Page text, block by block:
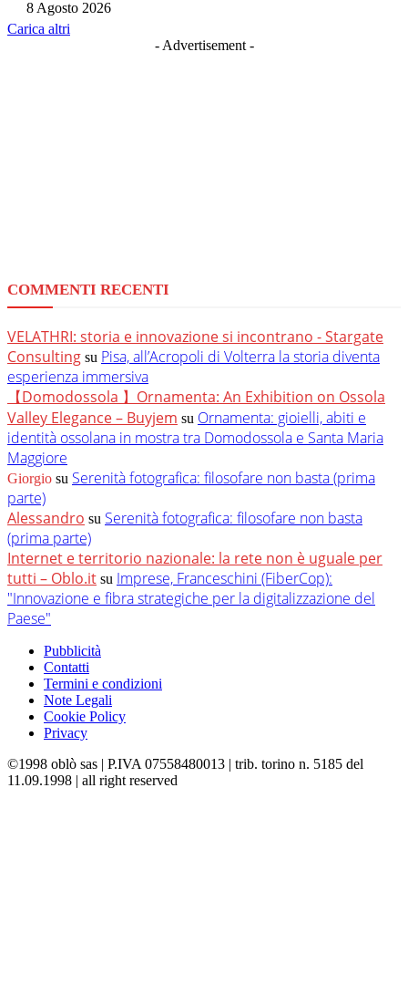
8 Agosto 2026
Carica altri
- Advertisement -
COMMENTI RECENTI
VELATHRI: storia e innovazione si incontrano - Stargate
Consulting su Pisa, all’Acropoli di Volterra la storia diventa
esperienza immersiva
【Domodossola 】Ornamenta: An Exhibition on Ossola
Valley Elegance – Buyjem su Ornamenta: gioielli, abiti e
identità ossolana in mostra tra Domodossola e Santa Maria
Maggiore
Giorgio su Serenità fotografica: filosofare non basta (prima
parte)
Alessandro su Serenità fotografica: filosofare non basta
(prima parte)
Internet e territorio nazionale: la rete non è uguale per
tutti – Oblo.it su Imprese, Franceschini (FiberCop):
"Innovazione e fibra strategiche per la digitalizzazione del
Paese"
Pubblicità
Contatti
Termini e condizioni
Note Legali
Cookie Policy
Privacy
©1998 oblò sas | P.IVA 07558480013 | trib. torino n. 5185 del
11.09.1998 | all right reserved